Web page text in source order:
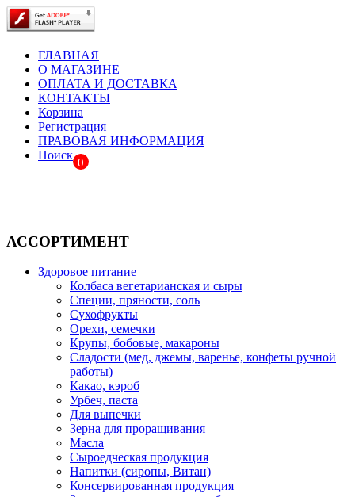
ГЛАВНАЯ
О МАГАЗИНЕ
ОПЛАТА И ДОСТАВКА
КОНТАКТЫ
Корзина
Регистрация
ПРАВОВАЯ ИНФОРМАЦИЯ
Поиск
0
АССОРТИМЕНТ
Здоровое питание
Колбаса вегетарианская и сыры
Специи, пряности, соль
Сухофрукты
Орехи, семечки
Крупы, бобовые, макароны
Сладости (мед, джемы, варенье, конфеты ручной
работы)
Какао, кэроб
Урбеч, паста
Для выпечки
Зерна для проращивания
Масла
Сыроедческая продукция
Напитки (сиропы, Витан)
Консервированная продукция